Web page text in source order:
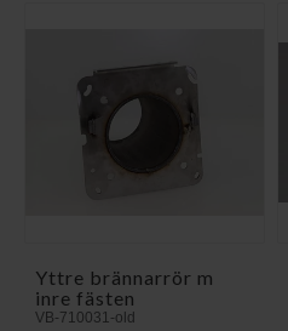
Yttre brännarrör m
inre fästen
VB-710031-old